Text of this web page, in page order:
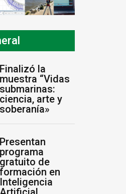
Finalizó la
muestra “Vidas
submarinas:
ciencia, arte y
soberanía»
Presentan
programa
gratuito de
formación en
Inteligencia